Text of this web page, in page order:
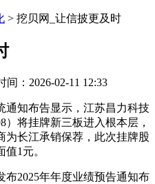
> 挖贝网_让信披更及时
间：2026-02-11 12:33
知布告显示，江苏昌力科技
）将挂牌新三板进入根本层，
为长江承销保荐，此次挂牌股
1元。
2025年年度业绩预告通知布